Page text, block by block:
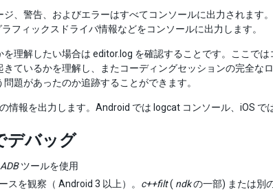
、警告、およびエラーはすべてコンソールに出力されます
フィックスドライバ情報などをコンソールに出力します。
を理解したい場合は editor.log を確認することです。ここで
きているかを理解し、またコーディングセッションの完全な
題があったのか追跡することができます。
情報を出力します。Android では logcat コンソール、iOS で
デバッグ
ADBツールを使用
スを観察（ Android 3 以上）。 c++filt( ndkの一部) または別